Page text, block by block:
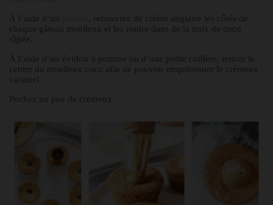
À l’aide d’un
, recouvrez de crème anglaise les côtés de
chaque gâteau moelleux et les rouler dans de la noix de coco
râpée.
À l’aide d’un évidoir à pomme ou d’une petite cuillère, retirez le
centre du moelleux coco afin de pouvoir emprisonner le crémeux
caramel.
Pochez un peu de crémeux.